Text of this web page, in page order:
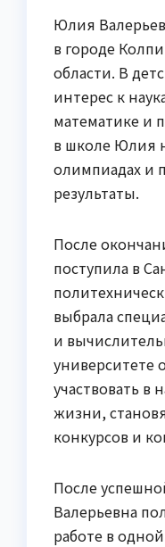
Юлия
в городе
области. В
интерес к
математике и
в школе Юлия
олимпиадах и
результаты.
После
поступила в
выбрала
и
университете
участвовать в
жизни,
конкурсов и
После
Валерьевна
работе в